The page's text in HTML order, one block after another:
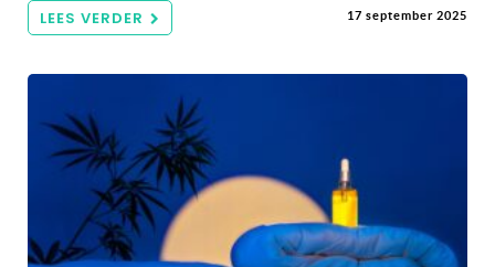
LEES VERDER 17 september 2025